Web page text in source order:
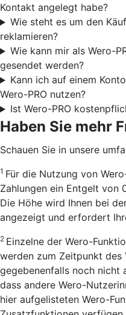
Kontakt angelegt habe?
Wie steht es um den
reklamieren?
Wie kann mir als Wero-
gesendet werden?
Kann ich auf einem
Wero-PRO nutzen?
Ist Wero-PRO
Haben Sie mehr
Schauen Sie in unsere
1 Für die Nutzung von
Zahlungen ein Entgelt von
Die Höhe wird Ihnen bei
angezeigt und erfordert
2 Einzelne der Wero-
werden zum Zeitpunkt des
gegebenenfalls noch nicht
dass andere Wero-
hier aufgelisteten Wero-